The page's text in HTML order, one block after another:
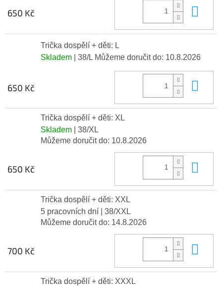
650 Kč
Trička dospělí + děti: L
Skladem
| 38/L Můžeme doručit do: 10.8.2026
650 Kč
Trička dospělí + děti: XL
Skladem
| 38/XL
Můžeme doručit do: 10.8.2026
650 Kč
Trička dospělí + děti: XXL
5 pracovních dní
| 38/XXL
Můžeme doručit do: 14.8.2026
700 Kč
Trička dospělí + děti: XXXL